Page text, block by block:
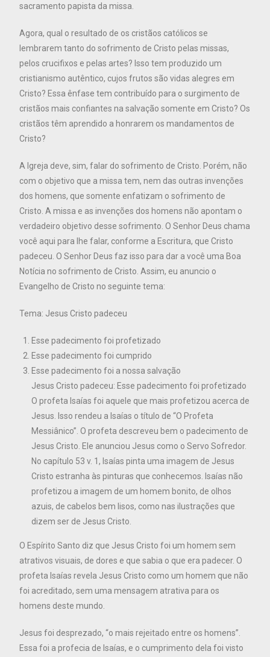
sacramento papista da missa.
Agora, qual o resultado de os cristãos católicos se
lembrarem tanto do sofrimento de Cristo pelas missas,
pelos crucifixos e pelas artes? Isso tem produzido um
cristianismo autêntico, cujos frutos são vidas alegres em
Cristo? Essa ênfase tem contribuído para o surgimento de
cristãos mais confiantes na salvação somente em Cristo? Os
cristãos têm aprendido a honrarem os mandamentos de
Cristo?
A Igreja deve, sim, falar do sofrimento de Cristo. Porém, não
com o objetivo que a missa tem, nem das outras invenções
dos homens, que somente enfatizam o sofrimento de
Cristo. A missa e as invenções dos homens não apontam o
verdadeiro objetivo desse sofrimento. O Senhor Deus chama
você aqui para lhe falar, conforme a Escritura, que Cristo
padeceu. O Senhor Deus faz isso para dar a você uma Boa
Notícia no sofrimento de Cristo. Assim, eu anuncio o
Evangelho de Cristo no seguinte tema:
Tema: Jesus Cristo padeceu
Esse padecimento foi profetizado
Esse padecimento foi cumprido
Esse padecimento foi a nossa salvação
Jesus Cristo padeceu: Esse padecimento foi profetizado
O profeta Isaías foi aquele que mais profetizou acerca de
Jesus. Isso rendeu a Isaías o título de “O Profeta
Messiânico”. O profeta descreveu bem o padecimento de
Jesus Cristo. Ele anunciou Jesus como o Servo Sofredor.
No capítulo 53 v. 1, Isaías pinta uma imagem de Jesus
Cristo estranha às pinturas que conhecemos. Isaías não
profetizou a imagem de um homem bonito, de olhos
azuis, de cabelos bem lisos, como nas ilustrações que
dizem ser de Jesus Cristo.
O Espírito Santo diz que Jesus Cristo foi um homem sem
atrativos visuais, de dores e que sabia o que era padecer. O
profeta Isaías revela Jesus Cristo como um homem que não
foi acreditado, sem uma mensagem atrativa para os
homens deste mundo.
Jesus foi desprezado, “o mais rejeitado entre os homens”.
Essa foi a profecia de Isaías, e o cumprimento dela foi visto